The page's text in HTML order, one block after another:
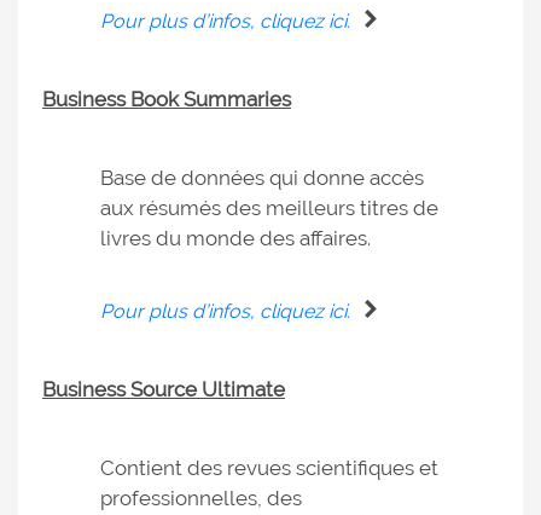
Pour plus d’infos, cliquez ici.
Business Book Summaries
Base de données qui donne accès
aux résumés des meilleurs titres de
livres du monde des affaires.
Pour plus d’infos, cliquez ici.
Business Source Ultimate
Contient des revues scientifiques et
professionnelles, des